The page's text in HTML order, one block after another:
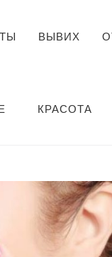
ВЫВИХ
КРАСОТА